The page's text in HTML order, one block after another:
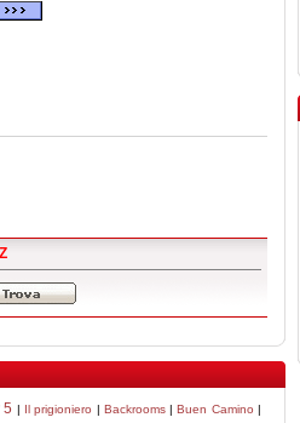
Z
5 | Il prigioniero | Backrooms|Buen Camino |